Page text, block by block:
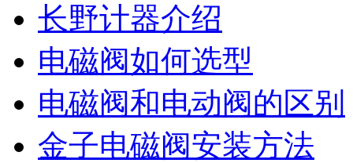
长野计器介绍
电磁阀如何选型
电磁阀和电动阀的区别
金子电磁阀安装方法